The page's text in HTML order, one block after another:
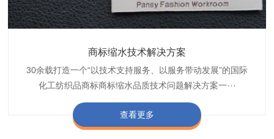
商标缩水技术解决方案
30余载打造一个“以技术支持服务、以服务带动发展”的国际
化工纺织品商标商标缩水品质技术问题解决方案一···
查看更多
织带商标防水技术解决方案
博准公司专注于织带商标防水技术解决方案30余载,励志于
纺织品商标企业打造含油量超标品质技术问题解决方···
查看更多
服装颜色不匀技术解决方案
博准是一家专注30余载设计研发织唛印唛商标、织带服装颜
色不匀品质技术问题解决方案一站式服务提供商,技···
查看更多
纺织品阻燃母粒
博准致力于成为纺织品商标阻燃母粒剂,TF-W760,TF-W760
阻燃母粒剂加工定制服务实力提供商,···
查看更多